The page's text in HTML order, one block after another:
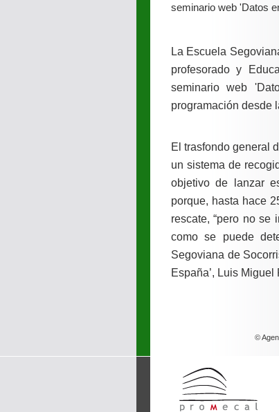
seminario web 'Datos
La Escuela
profesorado y
seminario web
programación desde
El trasfondo general
un sistema de
objetivo de lanzar
porque, hasta hace
rescate, “pero no
como se puede
Segoviana de
España’, Luis Miguel
©